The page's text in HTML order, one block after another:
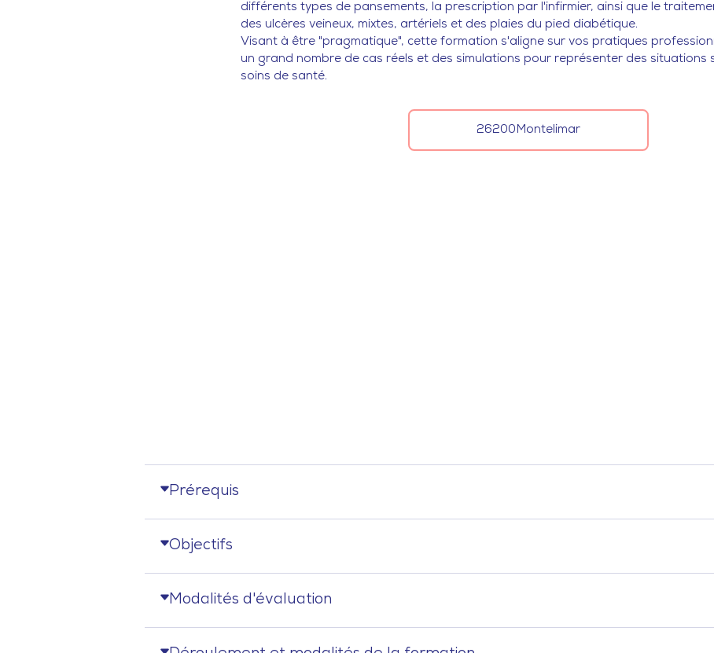
différents types de pansements, la prescription par l'infirmier, ainsi que le
des ulcères veineux, mixtes, artériels et des plaies du pied diabétique.
Visant à être "pragmatique", cette formation s'aligne sur vos pratiques
un grand nombre de cas réels et des simulations pour représenter des situations
soins de santé.
26200 Montelimar
Prérequis
Objectifs
Modalités d'évaluation